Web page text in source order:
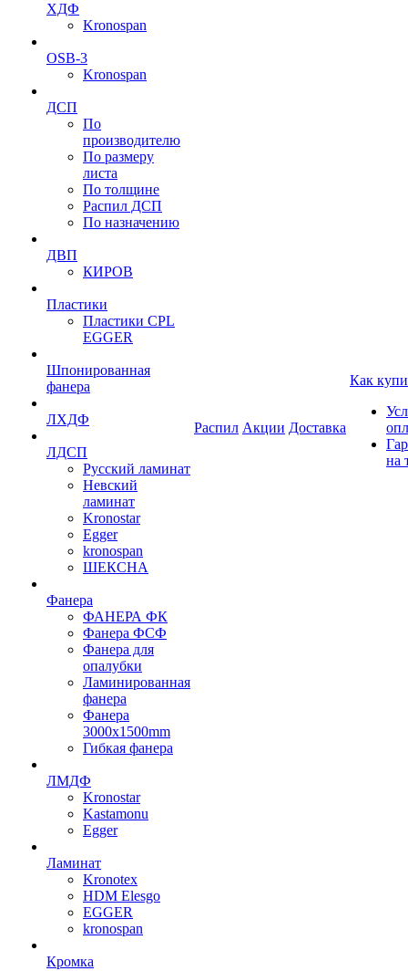
ХДФ
Kronospan
OSB-3
Kronospan
ДСП
По
производителю
По размеру
листа
По толщине
Распил ДСП
По назначению
ДВП
КИРОВ
Пластики
Пластики CPL
EGGER
Шпонированная
фанера
ЛХДФ
ЛДСП
Русский ламинат
Невский
ламинат
Kronostar
Egger
kronospan
ШЕКСНА
Фанера
ФАНЕРА ФК
Фанера ФСФ
Фанера для
опалубки
Ламинированная
фанера
Фанера
3000х1500mm
Гибкая фанера
ЛМДФ
Kronostar
Kastamonu
Egger
Ламинат
Kronotex
HDM Elesgo
EGGER
kronospan
Кромка
Распил Акции Доставка
Как
на